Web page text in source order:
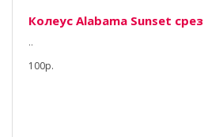
Колеус Alabama Sunset срез
..
100р.